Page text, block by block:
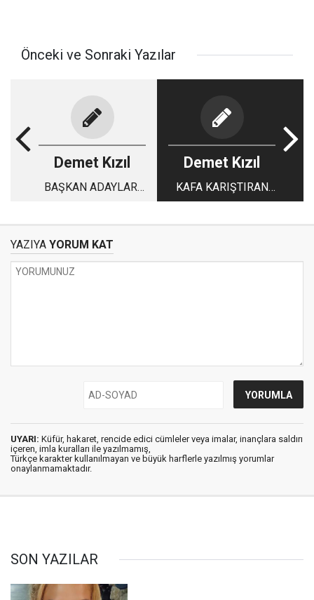
Önceki ve Sonraki Yazılar
Demet Kızıl
BAŞKAN ADAYLARI
Demet Kızıl
KAFA KARIŞTIRAN
SEÇİM ÇALIŞMALARI
YAZIYA YORUM KAT
UYARI: Küfür, hakaret, rencide edici cümleler veya imalar, inançlara saldırı
içeren, imla kuralları ile yazılmamış,
Türkçe karakter kullanılmayan ve büyük harflerle yazılmış yorumlar
onaylanmamaktadır.
SON YAZILAR